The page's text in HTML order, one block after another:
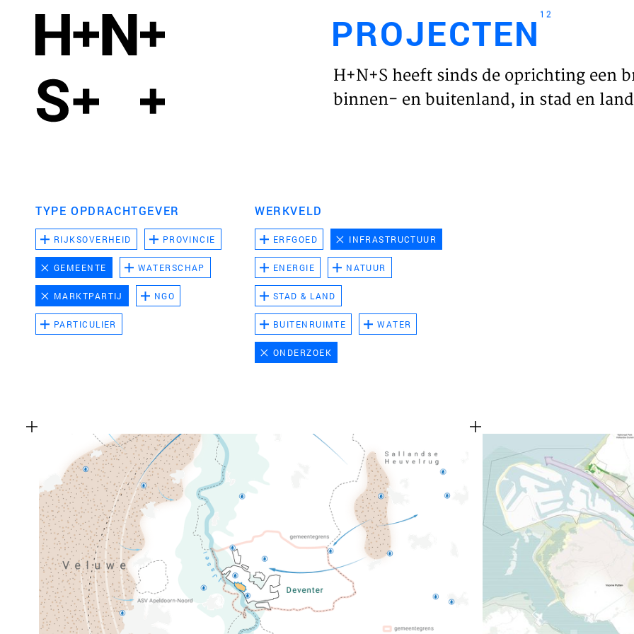
HOME
PROJECTEN 12
H+N+S heeft sinds de oprichting een
binnen- en buitenland, in stad en
TYPE OPDRACHTGEVER
RIJKSOVERHEID PROVINCIE
GEMEENTE WATERSCHAP
MARKTPARTIJ NGO
PARTICULIER
WERKVELD
ERFGOED INFRASTRUCTUUR
ENERGIE NATUUR
STAD & LAND
BUITENRUIMTE WATER
ONDERZOEK